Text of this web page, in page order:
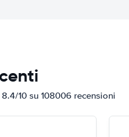
10 su 108006 recensioni